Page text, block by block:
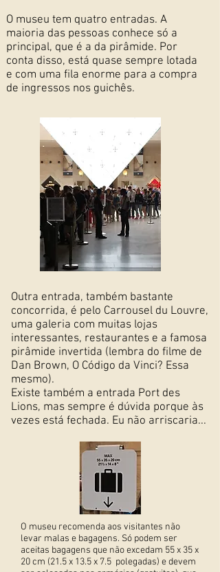
O museu tem quatro entradas. A
maioria das pessoas conhece só a
principal, que é a da pirâmide. Por
conta disso, está quase sempre lotada
e com uma fila enorme para a compra
de ingressos nos guichês.
Outra entrada, também bastante
concorrida, é pelo Carrousel du Louvre,
uma galeria com muitas lojas
interessantes, restaurantes e a famosa
pirâmide invertida (lembra do filme de
Dan Brown, O Código da Vinci? Essa
mesmo).
Existe também a entrada Port des
Lions, mas sempre é dúvida porque às
vezes está fechada. Eu não arriscaria...
O museu recomenda aos visitantes não
levar malas e bagagens. Só podem ser
aceitas bagagens que não excedam 55 x 35 x
20 cm (21.5 x 13.5 x 7.5 polegadas) e devem